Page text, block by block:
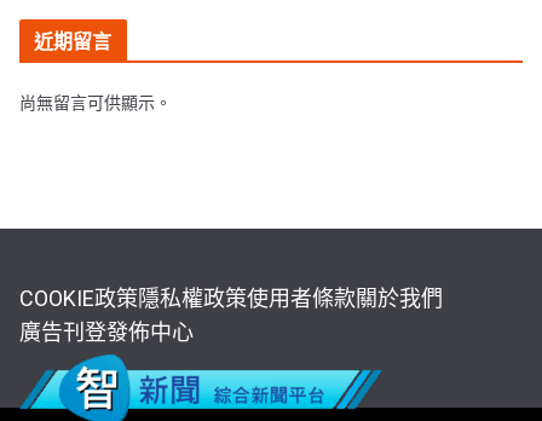
近期留言
尚無留言可供顯示。
COOKIE政策隱私權政策使用者條款關於我們
廣告刊登發佈中心